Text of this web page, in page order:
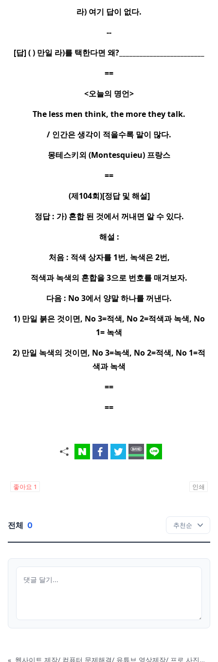
라) 여기 답이 없다.
--
[답] ( ) 만일 라)를 택한다면 왜?_________________________
==
<오늘의 명언>
The less men think, the more they talk.
/ 인간은 생각이 적을수록 말이 많다.
몽테스키외 (Montesquieu) 프랑스
==
(제104회)[정답 및 해설]
정답: 가) 혼합 된 것에서 꺼내면 알 수 있다.
해설 :
처음 : 적색 상자를 1번, 녹색은2번,
적색과 녹색의 혼합을3으로 번호를 매겨보자.
다음 : No 3에서 양말 하나를 꺼낸다.
1) 만일 붉은 것이면, No 3=적색, No 2=적색과 녹색, No
1= 녹색
2) 만일 녹색의 것이면, No 3=녹색, No 2=적색, No 1=적
색과 녹색
==
==
좋아요 1 인쇄
전체 0
« 웹사이트 제작/ 컴퓨터 문제해결/ 유튜브 영상제작/ 프로 사진촬영